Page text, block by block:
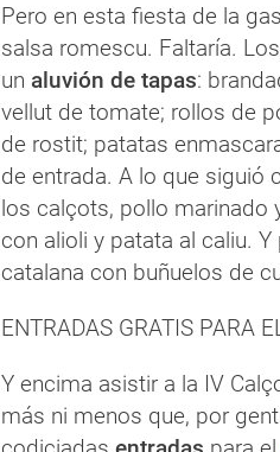
Pero en esta fiesta de la
salsa romescu. Faltaría.
un aluvión de tapas:
vellut de tomate; rollos de
de rostit; patatas
de entrada. A lo que siguió
los calçots, pollo marinado
con alioli y patata al caliu. Y
catalana con buñuelos de
ENTRADAS GRATIS PARA
Y encima asistir a la IV
más ni menos que, por